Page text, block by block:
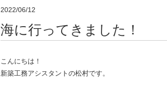
2022/06/12
海に行ってきました！
こんにちは！
新築工務アシスタントの松村です。